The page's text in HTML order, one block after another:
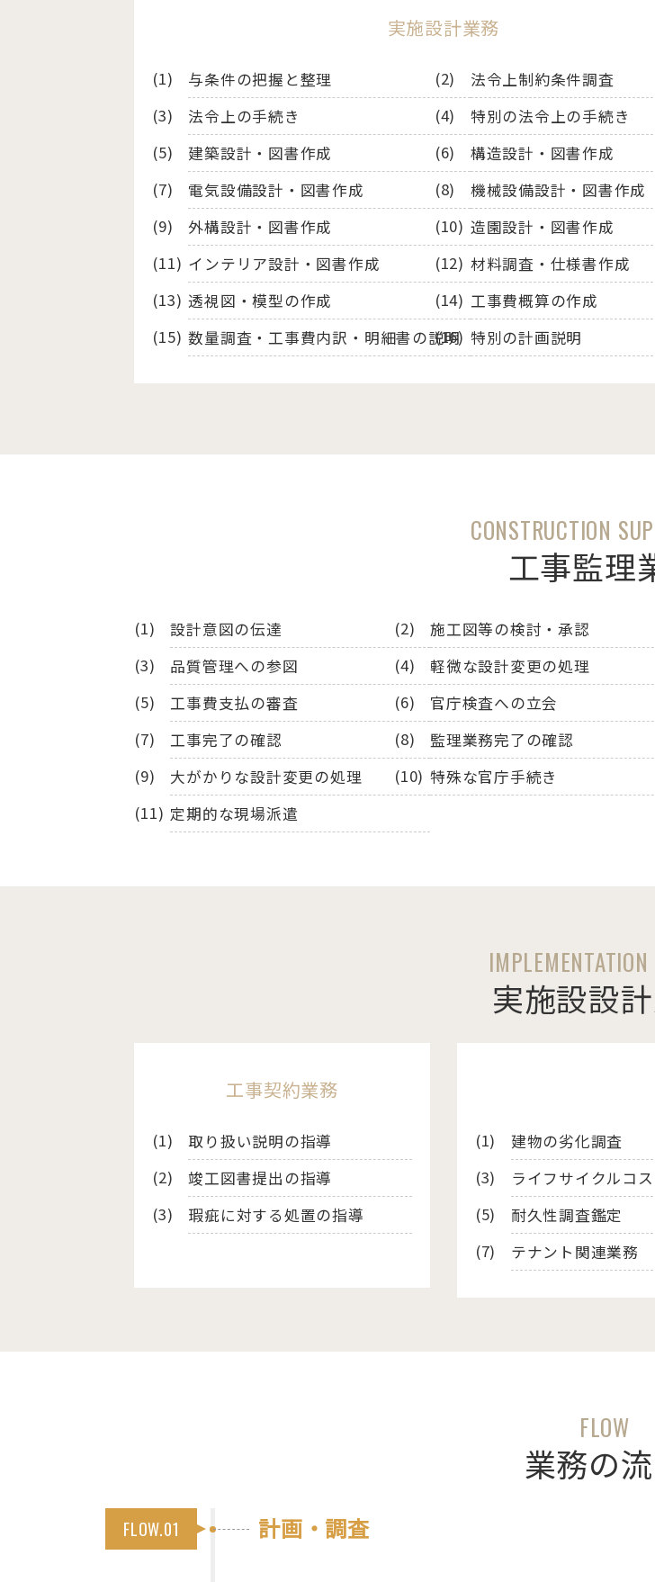
実施設計業務
与条件の把握と整理
法令上制約条件調査
法令上の手続き
特別の法令上の手続き
建築設計・図書作成
構造設計・図書作成
電気設備設計・図書作成
機械設備設計・図書作成
外構設計・図書作成
造園設計・図書作成
インテリア設計・図書作成
材料調査・仕様書作成
透視図・模型の作成
工事費概算の作成
数量調査・工事費内訳・明細書の説明 特別の計画説明
CONSTRUCTION
工事監理
設計意図の伝達
施工図等の検討・承認
品質管理への参図
軽微な設計変更の処理
工事費支払の審査
官庁検査への立会
工事完了の確認
監理業務完了の確認
大がかりな設計変更の処理
特殊な官庁手続き
定期的な現場派遣
IMPLEMENTATION
実施設設
工事契約業務
取り扱い説明の指導
竣工図書提出の指導
瑕疵に対する処置の指導
建物の劣化調査
ライフサイクルコ
耐久性調査鑑定
テナント関連業務
FLOW
業務の
FLOW.01 計画・調査